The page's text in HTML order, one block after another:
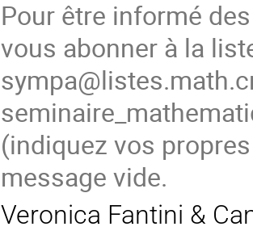
Pour être informé
vous abonner à la
(indiquez vos
message vide.
Veronica Fantini &